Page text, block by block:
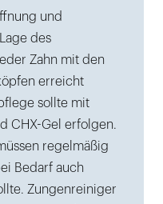
und
des
Zahn mit den
erreicht
sollte mit
CHX-Gel erfolgen.
regelmäßig
Bedarf auch
Zungenreiniger